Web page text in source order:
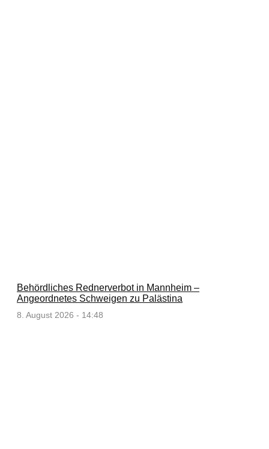
Behördliches Rednerverbot in Mannheim –
Angeordnetes Schweigen zu Palästina
8. August 2026 - 14:48